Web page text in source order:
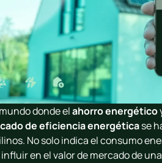
donde elahorro energético
de eficiencia energéticase
No solo indica el consumo
en el valor de mercado de